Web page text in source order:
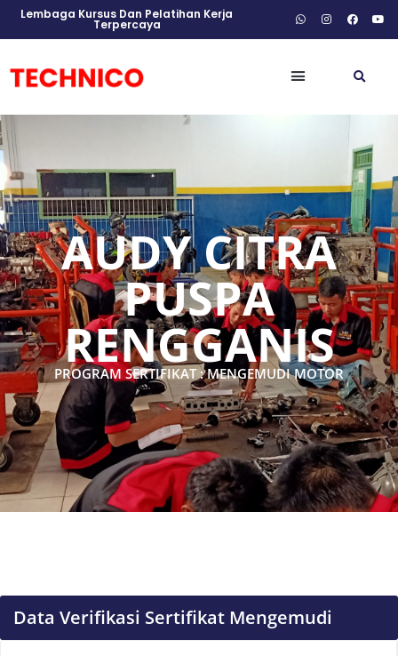
Lembaga Kursus Dan Pelatihan Kerja
Terpercaya
AUDY CITRA
PUSPA
RENGGANIS
PROGRAM SERTIFIKAT : MENGEMUDI MOTOR
Data Verifikasi Sertifikat Mengemudi